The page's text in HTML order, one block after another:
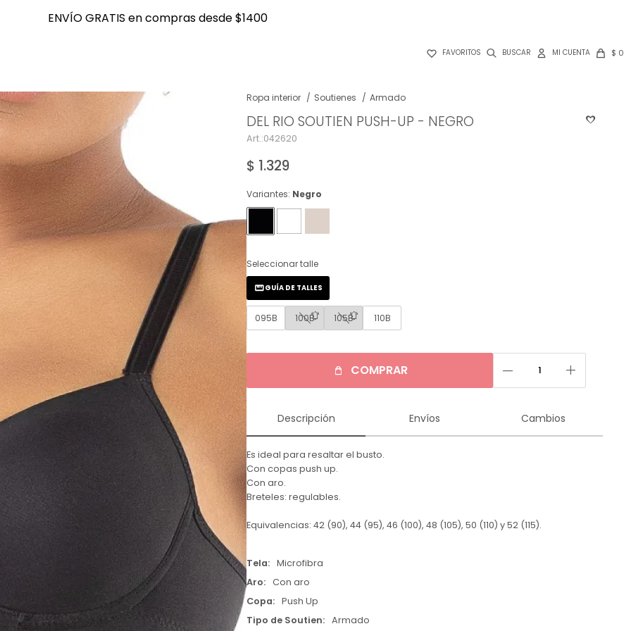
ENVÍO GRATIS en compras desde $1400
 FAVORITOS $ 0
ENVÍO GRATIS en compras desde $1400
Ropa interior Soutienes Armado
DEL RIO SOUTIEN PUSH-UP - NEGRO
042620
$ 1.329
Variantes: Negro
Seleccionar talle
095B 100B 105B 110B
GUÍA DE TALLES
COMPRAR remove add
Descripción Envíos Cambios
Es ideal para resaltar el busto.
Con copas push up.
Con aro.
Breteles: regulables.
Equivalencias: 42 (90), 44 (95), 46 (100), 48 (105), 50 (110) y 52 (115).
Tela
Microfibra
Aro
Con aro
Copa
Push Up
Tipo de Soutien
Armado
NOTIFICARME